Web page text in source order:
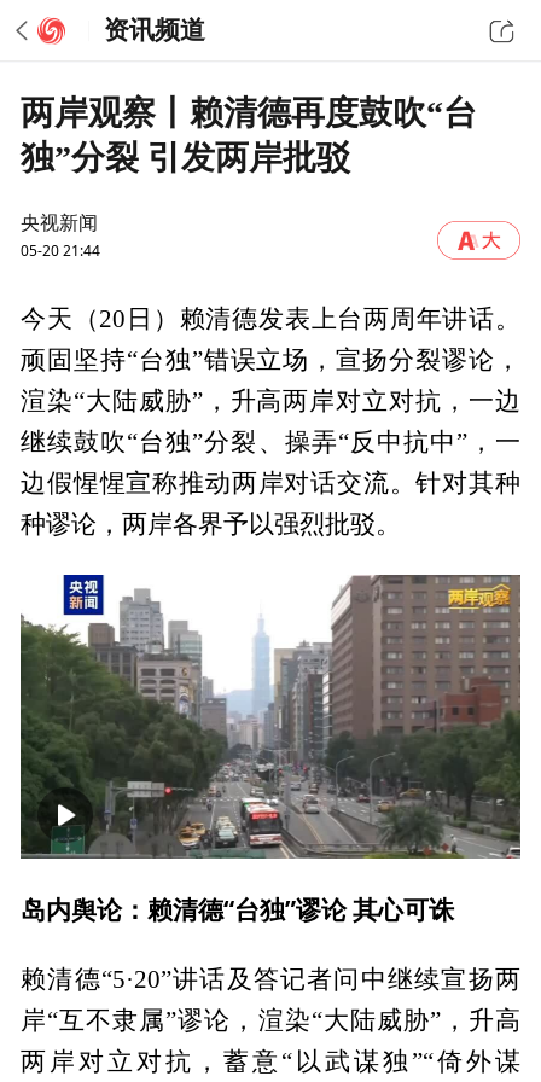
资讯频道
两岸观察丨赖清德再度鼓吹“台
独”分裂 引发两岸批驳
央视新闻
05-20 21:44
今天（20日）赖清德发表上台两周年讲话。
顽固坚持“台独”错误立场，宣扬分裂谬论，
渲染“大陆威胁”，升高两岸对立对抗，一边
继续鼓吹“台独”分裂、操弄“反中抗中”，一
边假惺惺宣称推动两岸对话交流。针对其种
种谬论，两岸各界予以强烈批驳。
00:00 05:02
岛内舆论：赖清德“台独”谬论 其心可诛
赖清德“5·20”讲话及答记者问中继续宣扬两
岸“互不隶属”谬论，渲染“大陆威胁”，升高
两岸对立对抗，蓄意“以武谋独”“倚外谋